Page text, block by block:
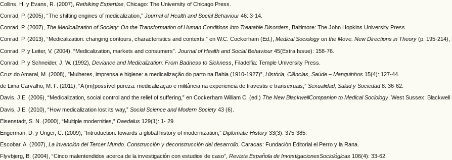
Collins, H. y Evans, R. (2007), Rethiking Expertise , Chicago: The University of Chicago Press.
Conrad, P. (2005), “The shifting engines of medicalization,” Journal of Health and Social Behaviour 46: 3-14.
Conrad, P. (2007), The Medicalization of Society: On the Transformation of Human Conditions into Treatable Disorders , Baltimore: The John Hopkins University Press.
Conrad, P. (2013), “Medicalization: changing contours, characteristics and contexts,” en W.C. Cockerham (Ed.), Medical Sociology on the Move. New Directions in Theory (p. 195-214),
Conrad, P. y Leiter, V. (2004), “Medicalization, markets and consumers”. Journal of Health and Social Behaviour 45(Extra Issue): 158-76.
Conrad, P. y Schneider, J. W. (1992), Deviance and Medicalization: From Badness to Sickness , Filadelfia: Temple University Press.
Cruz do Amaral, M. (2008), ”Mulheres, imprensa e higiene: a medicalização do parto na Bahia (1910-1927)”, História, Ciências, Saúde – Manguinhos 15(4): 127-44.
de Lima Carvalho, M. F. (2011), “A (im)possível pureza: medicalizaçao e militância na experiencia de travestis e transexuais,” Sexualidad, Salud y Sociedad8: 36-62.
Davis, J.E. (2006), “Medicalization, social control and the relief of suffering,” en Cockerham William C. (ed.) The New BlackwellCompanion to Medical Sociology , West Sussex: Blackwell
Davis, J.E. (2010), “How medicalization lost its way,” Social Science and Modern Society 43 (6).
Eisenstadt, S. N. (2000), “Multiple modernities,” Daedalus 129(1): 1- 29.
Engerman, D. y Unger, C. (2009), “Introduction: towards a global history of modernization,” Diplomatic History 33(3): 375-385.
Escobar, A. (2007), La invención del Tercer Mundo. Construcción y deconstrucción del desarrollo , Caracas: Fundación Editorial el Perro y la Rana.
Flyvbjerg, B. (2004), “Cinco malentendidos acerca de la investigación con estudios de caso”, Revista Española de InvestigacionesSociológicas 106(4): 33-62.